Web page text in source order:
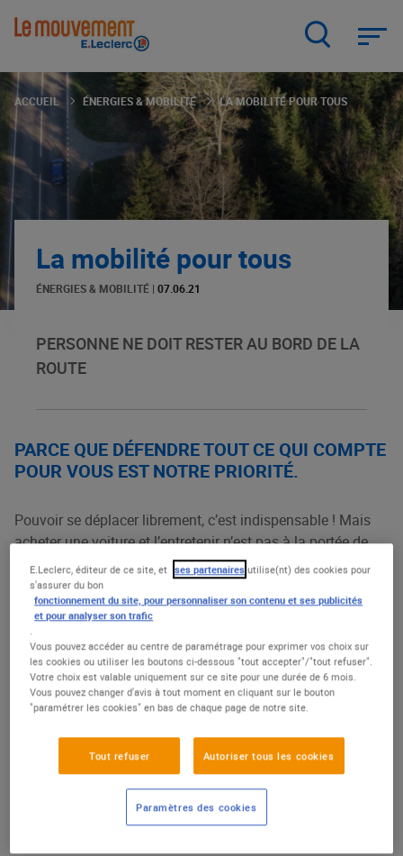
ACCUEIL ÉNERGIES & MOBILITÉ LA MOBILITÉ POUR TOUS
La mobilité pour tous
ÉNERGIES & MOBILITÉ | 07.06.21
PERSONNE NE DOIT RESTER AU BORD DE LA
ROUTE
PARCE QUE DÉFENDRE TOUT CE QUI COMPTE
POUR VOUS EST NOTRE PRIORITÉ.
Pouvoir se déplacer librement, c’est indispensable ! Mais
acheter une voiture et l’entretenir n’est pas à la portée de
tous : pour 6 français sur 10(2)cela coûte très cher d’en
avoir une.
E.Leclerc défend la mobilité pour tous avec
E.Leclerc: louez une voiture au quotidienà partir de 4€
par jour(1), sans engagement, entretien et assurance
compriset dès5€/jour(1)pour un véhicule électrique
E.Leclerc, éditeur de ce site, et ses partenaires utilise(nt) des cookies pour
s'assurer du bon
fonctionnement du site, pour personnaliser son contenu et ses publicités
et pour analyser son trafic
.
Vous pouvez accéder au centre de paramétrage pour exprimer vos choix sur
les cookies ou utiliser les boutons ci-dessous "tout accepter"/"tout refuser".
Votre choix est valable uniquement sur ce site pour une durée de 6 mois.
Vous pouvez changer d'avis à tout moment en cliquant sur le bouton
"paramétrer les cookies" en bas de chaque page de notre site.
Tout refuser Autoriser tous les cookies
Paramètres des cookies